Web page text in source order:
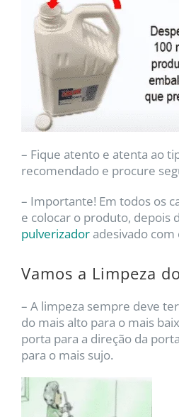
– Fique atento e atenta ao
recomendado e procure
– Importante! Em todos os
e colocar o produto, depois
pulverizadoradesivado
Vamos a Limpeza
– A limpeza sempre deve
do mais alto para o mais
porta para a direção da
para o mais sujo.